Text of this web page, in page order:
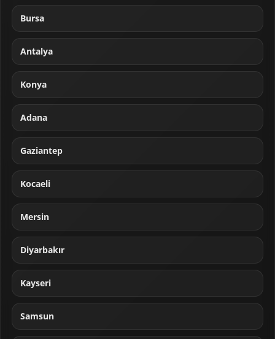
Bursa
Antalya
Konya
Adana
Gaziantep
Kocaeli
Mersin
Diyarbakır
Kayseri
Samsun